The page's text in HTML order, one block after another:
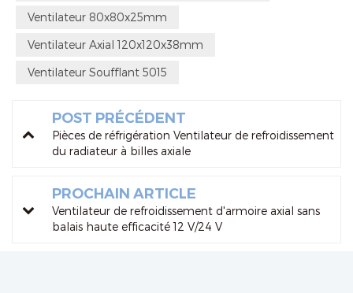
Ventilateur 80x80x25mm
Ventilateur Axial 120x120x38mm
Ventilateur Soufflant 5015
POST PRÉCÉDENT
Pièces de réfrigération Ventilateur de refroidissement
du radiateur à billes axiale
PROCHAIN ARTICLE
Ventilateur de refroidissement d'armoire axial sans
balais haute efficacité 12 V/24 V